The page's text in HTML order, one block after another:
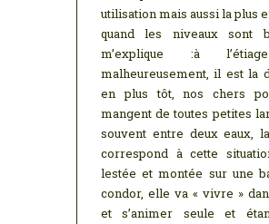
utilisation mais aussi la plus
quand les niveaux sont
m’explique :à
malheureusement, il est la
en plus tôt, nos chers
mangent de toutes petites
souvent entre deux eaux,
correspond à cette
lestée et montée sur une
condor, elle va « vivre »
et s’animer seule et